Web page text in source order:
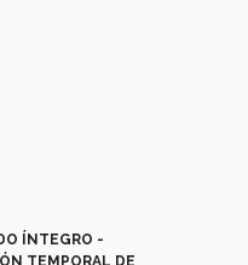
ÍNTEGRO -
TEMPORAL DE